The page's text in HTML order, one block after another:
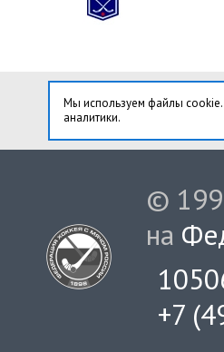
Мы используем файлы
аналитики.
©
на
+7